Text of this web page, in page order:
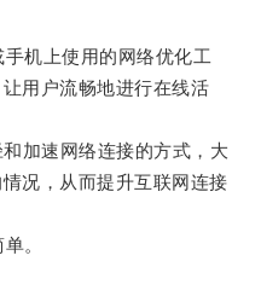
机上使用的网络优化工
用户流畅地进行在线活
加速网络连接的方式，大
况，从而提升互联网连接
。